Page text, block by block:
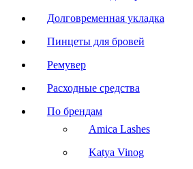
Долговременная укладка
Пинцеты для бровей
Ремувер
Расходные средства
По брендам
Amica Lashes
Katya Vinog